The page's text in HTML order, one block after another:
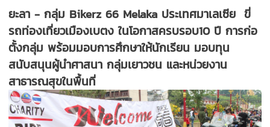
ยะลา - กลุ่ม Bikerz 66 Melaka ประเทศมาเลเซีย ขี่
รถท่องเที่ยวเมืองเบตง ในโอกาสครบรอบ10 ปี การก่อ
ตั้งกลุ่ม พร้อมมอบการศึกษาให้นักเรียน มอบทุน
สนับสนุนผู้นำศาสนา กลุ่มเยาวชน และหน่วยงาน
สาธารณสุขในพื้นที่